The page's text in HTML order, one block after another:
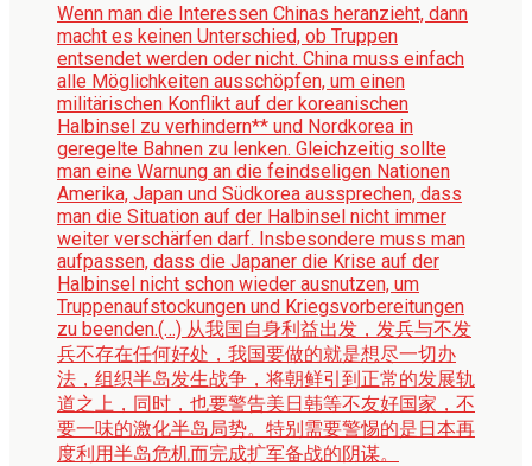
Wenn man die Interessen Chinas heranzieht, dann
macht es keinen Unterschied, ob Truppen
entsendet werden oder nicht. China muss einfach
alle Möglichkeiten ausschöpfen, um einen
militärischen Konflikt auf der koreanischen
Halbinsel zu verhindern** und Nordkorea in
geregelte Bahnen zu lenken. Gleichzeitig sollte
man eine Warnung an die feindseligen Nationen
Amerika, Japan und Südkorea aussprechen, dass
man die Situation auf der Halbinsel nicht immer
weiter verschärfen darf. Insbesondere muss man
aufpassen, dass die Japaner die Krise auf der
Halbinsel nicht schon wieder ausnutzen, um
Truppenaufstockungen und Kriegsvorbereitungen
zu beenden.(…) 从我国自身利益出发，发兵与不发
兵不存在任何好处，我国要做的就是想尽一切办
法，组织半岛发生战争，将朝鲜引到正常的发展轨
道之上，同时，也要警告美日韩等不友好国家，不
要一味的激化半岛局势。特别需要警惕的是日本再
度利用半岛危机而完成扩军备战的阴谋。